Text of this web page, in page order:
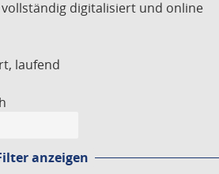
digitalisiert und online
laufend
anzeigen